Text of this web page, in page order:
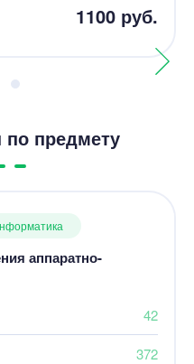
1100 руб.
предмету
аппаратно-
42
372